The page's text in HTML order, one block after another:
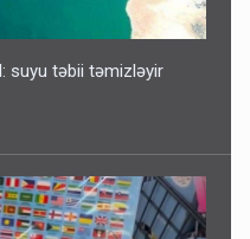
suyu təbii təmizləyir